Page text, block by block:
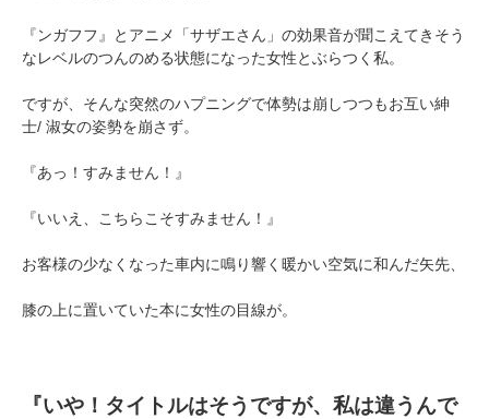
『ンガフフ』とアニメ「サザエさん」の効果音が聞こえてきそう
なレベルのつんのめる状態になった女性とぶらつく私。
ですが、そんな突然のハプニングで体勢は崩しつつもお互い紳
士/ 淑女の姿勢を崩さず。
『あっ！すみません！』
『いいえ、こちらこそすみません！』
お客様の少なくなった車内に鳴り響く暖かい空気に和んだ矢先、
膝の上に置いていた本に女性の目線が。
『いや！タイトルはそうですが、私は違うんで